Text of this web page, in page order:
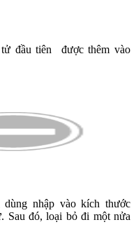
đầu tiên được thêm vào
nhập vào kích thước
Sau đó, loại bỏ đi một nửa